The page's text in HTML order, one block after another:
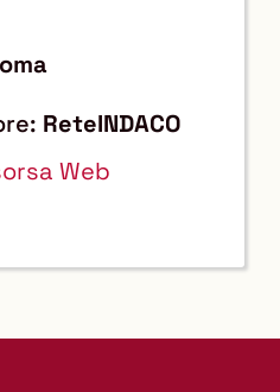
ReteINDACO
Web